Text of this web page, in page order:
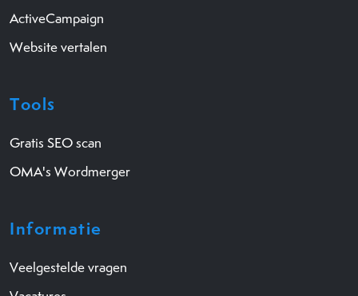
ActiveCampaign
Website vertalen
Tools
Gratis SEO scan
OMA's Wordmerger
Informatie
Veelgestelde vragen